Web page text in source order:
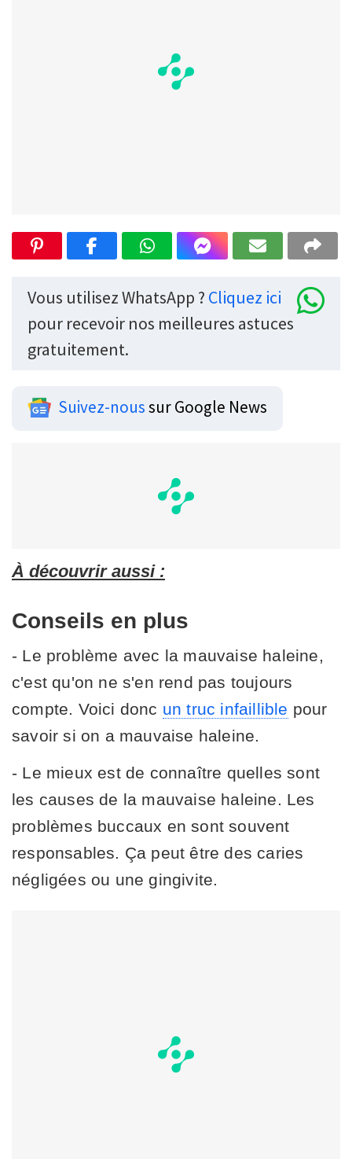
Vous utilisez WhatsApp ? Cliquez ici
pour recevoir nos meilleures astuces
gratuitement.
Suivez-noussur Google News
À découvrir aussi :
Conseils en plus
- Le problème avec la mauvaise haleine,
c'est qu'on ne s'en rend pas toujours
compte. Voici donc un truc infaillible pour
savoir si on a mauvaise haleine.
- Le mieux est de connaître quelles sont
les causes de la mauvaise haleine. Les
problèmes buccaux en sont souvent
responsables. Ça peut être des caries
négligées ou une gingivite.